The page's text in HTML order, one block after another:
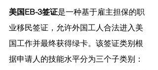
美国EB-3签证是一种基于雇主担保的职
业移民签证，允许外国工人合法进入美
国工作并最终获得绿卡。该签证类别根
据申请人的技能水平分为三个子类别：